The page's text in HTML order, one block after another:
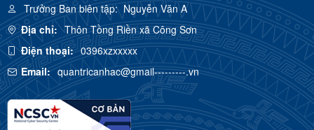
Trưởng Ban biên tập:Nguyễn Văn A
Địa chỉ: Thôn Tồng Riền xã Công Sơn
Điện thoại: 0396xzxxxxx
Email: quantricanhac@gmail---------.vn